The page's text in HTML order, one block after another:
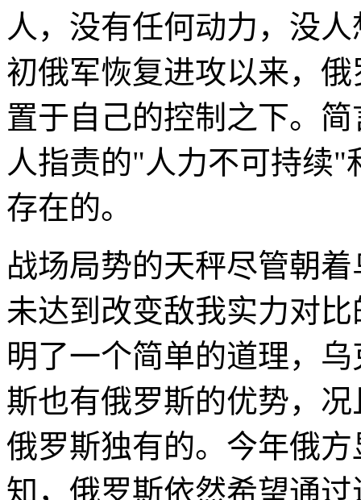
人，没有任何动力，没
初俄军恢复进攻以来，
置于自己的控制之下。
人指责的"人力不可持续
存在的。
战场局势的天秤尽管朝
未达到改变敌我实力对
明了一个简单的道理，
斯也有俄罗斯的优势，
俄罗斯独有的。今年俄
知，俄罗斯依然希望通